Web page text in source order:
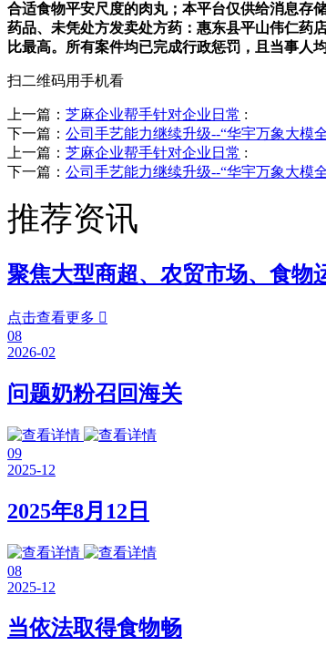
合适食物平安尺度的肉丸；本平台仅供给消息存
药品、未凭处方发卖处方药：惠东县平山伟仁药
比最高。所有案件均已完成行政惩罚，且当事人
扫二维码用手机看
上一篇： 芝麻企业帮手针对企业日常 :
下一篇： 公司手艺能力继续升级--“华宇万象大模
上一篇： 芝麻企业帮手针对企业日常 :
下一篇： 公司手艺能力继续升级--“华宇万象大模
推荐资讯
聚焦大型商超、农贸市场、食物
点击查看更多 
08
2026-02
问题奶粉召回海关
09
2025-12
2025年8月12日
08
2025-12
当依法取得食物畅